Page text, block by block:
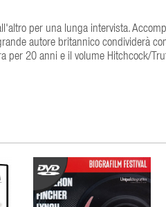
per una lunga intervista.
autore britannico condividerà
per 20 anni e il volume Hitchcock/